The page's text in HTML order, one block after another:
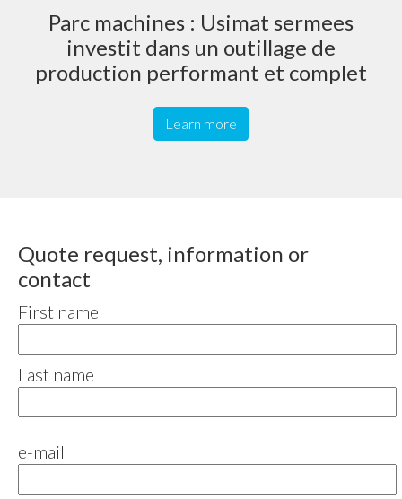
Parc machines : Usimat sermees
investit dans un outillage de
production performant et complet
Learn more
Quote request, information or
contact
First name
Last name
e-mail